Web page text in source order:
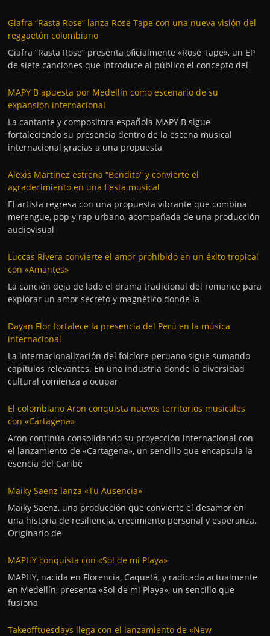
Giafra “Rasta Rose” lanza Rose Tape con una nueva visión del
reggaetón colombiano
Giafra “Rasta Rose” presenta oficialmente «Rose Tape», un EP
de siete canciones que introduce al público el concepto del
MAPY B apuesta por Medellín como escenario de su
expansión internacional
La cantante y compositora española MAPY B sigue
fortaleciendo su presencia dentro de la escena musical
internacional gracias a una propuesta
Alexis Martinez estrena “Bendito” y convierte el
agradecimiento en una fiesta musical
El artista regresa con una propuesta vibrante que combina
merengue, pop y rap urbano, acompañada de una producción
audiovisual
Luccas Rivera convierte el amor prohibido en un éxito tropical
con «Amantes»
La canción deja de lado el drama tradicional del romance para
explorar un amor secreto y magnético donde la
Dayan Flor fortalece la presencia del Perú en la música
internacional
La internacionalización del folclore peruano sigue sumando
capítulos relevantes. En una industria donde la diversidad
cultural comienza a ocupar
El colombiano Aron conquista nuevos territorios musicales
con «Cartagena»
Aron continúa consolidando su proyección internacional con
el lanzamiento de «Cartagena», un sencillo que encapsula la
esencia del Caribe
Maiky Saenz lanza «Tu Ausencia»
Maiky Saenz, una producción que convierte el desamor en
una historia de resiliencia, crecimiento personal y esperanza.
Originario de
MAPHY conquista con «Sol de mi Playa»
MAPHY, nacida en Florencia, Caquetá, y radicada actualmente
en Medellín, presenta «Sol de mi Playa», un sencillo que
fusiona
Takeofftuesdays llega con el lanzamiento de «New